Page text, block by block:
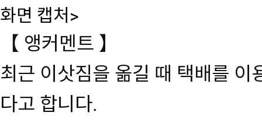
화면 캡처>
【 앵커멘트 】
최근 이삿짐을 옮길 때 택배를 이
다고 합니다.